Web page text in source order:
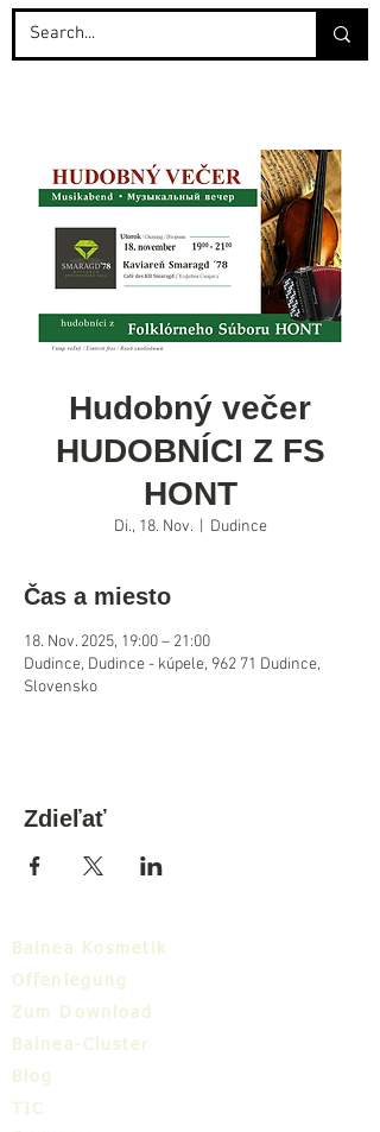
Hudobný večer
HUDOBNÍCI Z FS
HONT
Di., 18. Nov.
  |
Dudince
Čas a miesto
18. Nov. 2025, 19:00 – 21:00
Dudince, Dudince - kúpele, 962 71 Dudince,
Slovensko
Zdieľať
Balnea Kosmetik
Offenlegung
Zum Download
Balnea-Cluster
Blog
TIC